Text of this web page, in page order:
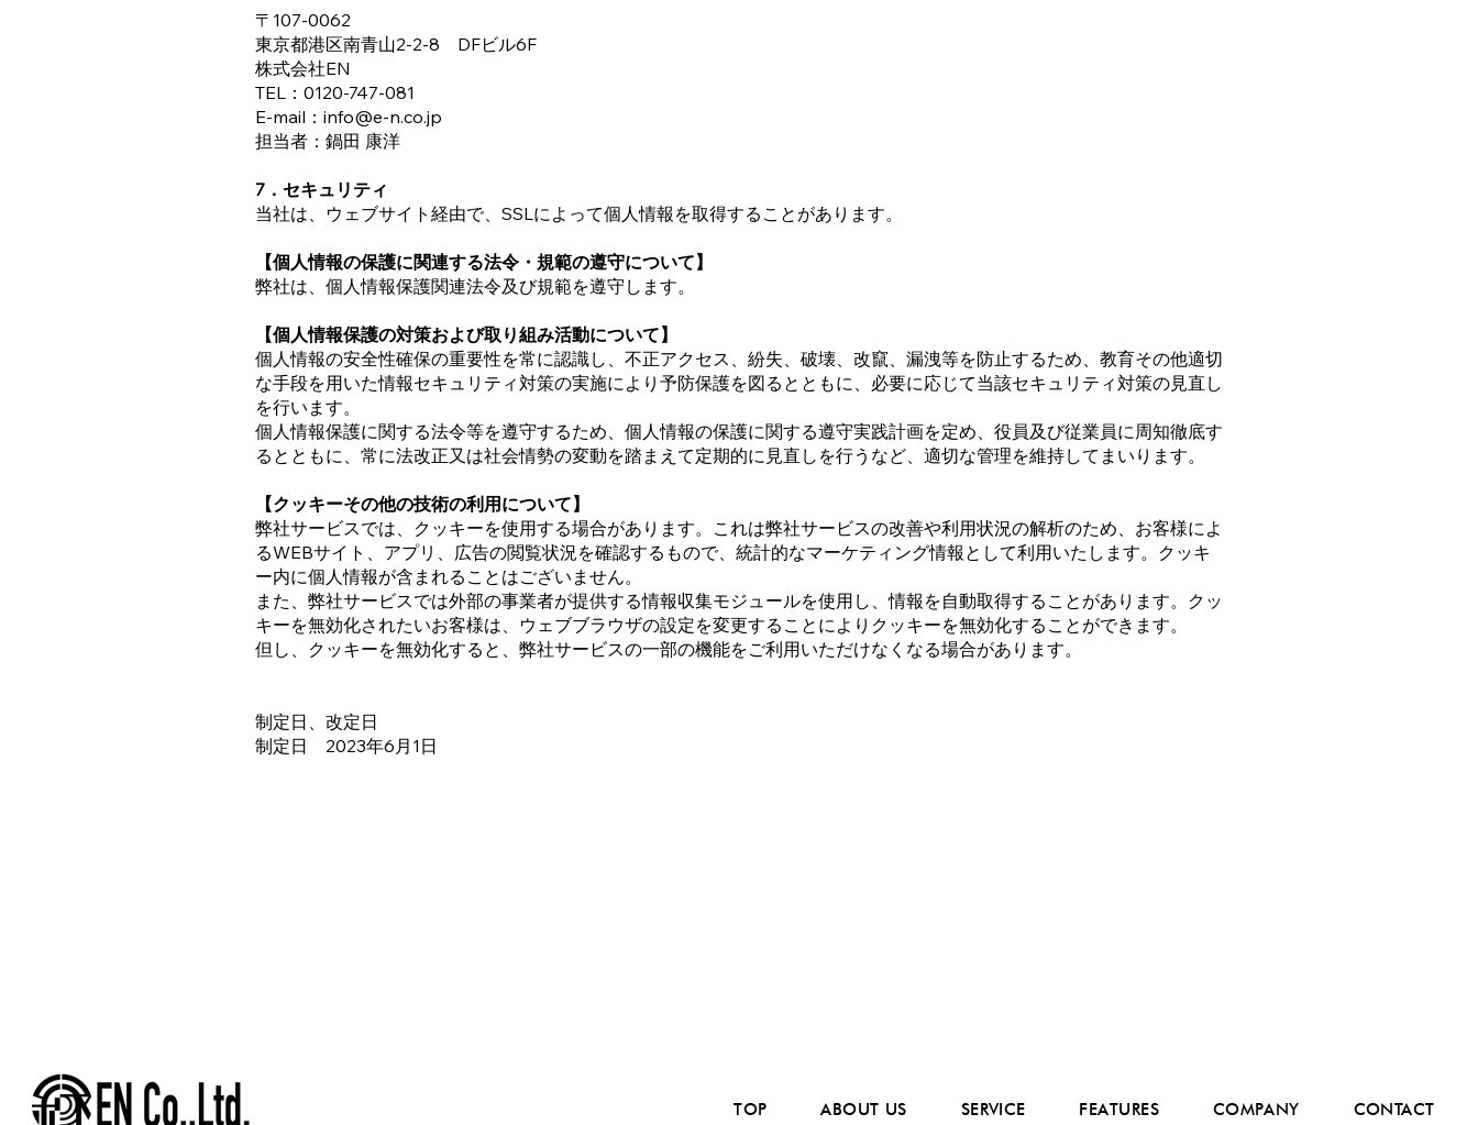
〒107-0062
東京都港区南青山2-2-8 DFビル6F
株式会社EN
TEL：0120-747-081
E-mail：info@e-n.co.jp
担当者：鍋田 康洋
7．セキュリティ
当社は、ウェブサイト経由で、SSLによって個人情報を取得することがあります。
【個人情報の保護に関連する法令・規範の遵守について】
弊社は、個人情報保護関連法令及び規範を遵守します。
【個人情報保護の対策および取り組み活動について】
個人情報の安全性確保の重要性を常に認識し、不正アクセス、紛失、破壊、改竄、漏洩等を防止するため、教育その他適切
な手段を用いた情報セキュリティ対策の実施により予防保護を図るとともに、必要に応じて当該セキュリティ対策の見直し
を行います。
個人情報保護に関する法令等を遵守するため、個人情報の保護に関する遵守実践計画を定め、役員及び従業員に周知徹底す
るとともに、常に法改正又は社会情勢の変動を踏まえて定期的に見直しを行うなど、適切な管理を維持してまいります。
【クッキーその他の技術の利用について】
弊社サービスでは、クッキーを使用する場合があります。これは弊社サービスの改善や利用状況の解析のため、お客様によ
るWEBサイト、アプリ、広告の閲覧状況を確認するもので、統計的なマーケティング情報として利用いたします。クッキ
ー内に個人情報が含まれることはございません。
また、弊社サービスでは外部の事業者が提供する情報収集モジュールを使用し、情報を自動取得することがあります。クッ
キーを無効化されたいお客様は、ウェブブラウザの設定を変更することによりクッキーを無効化することができます。
但し、クッキーを無効化すると、弊社サービスの一部の機能をご利用いただけなくなる場合があります。
制定日、改定日
制定日 2023年6月1日
TOP ABOUT US SERVICE FEATURES COMPANY CONTACT